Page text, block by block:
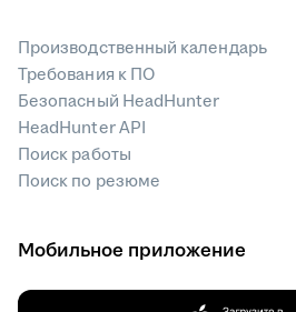
Производственный календарь
Требования к ПО
Безопасный HeadHunter
HeadHunter API
Поиск работы
Поиск по резюме
Мобильное приложение